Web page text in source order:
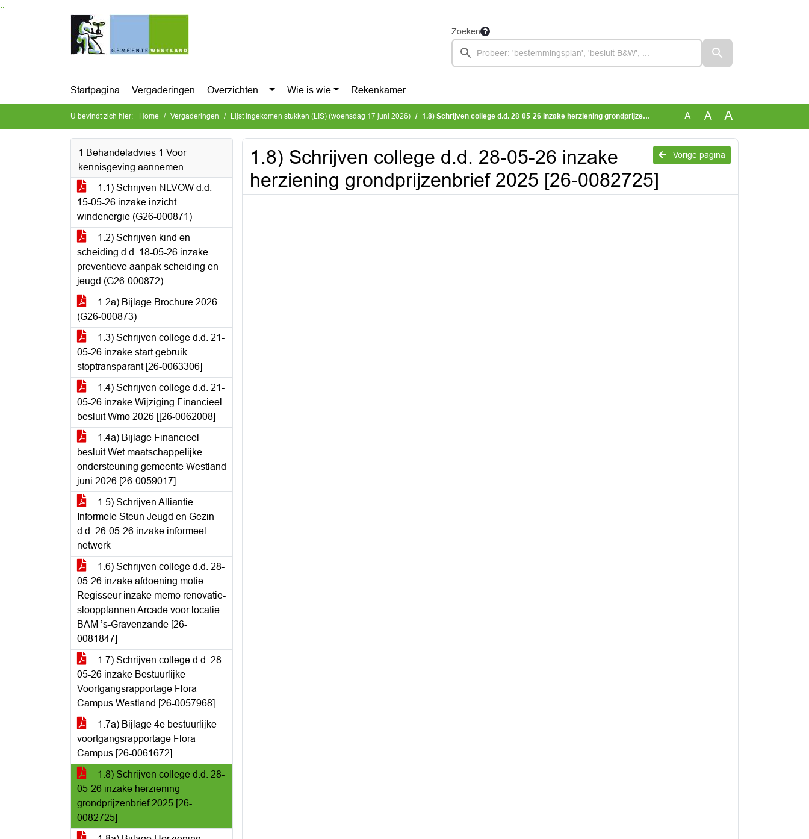
Ga naar de inhoud van deze pagina
Ga naar het zoeken
Ga naar het menu
Zoeken
Startpagina Vergaderingen Overzichten Wie is wie Rekenkamer
U bevindt zich hier: Home Vergaderingen Lijst ingekomen stukken (LIS) (woensdag 17 juni 2026) 1.8) Schrijven college d.d. 28-05-26 inzake herziening grondprijzenbrief 2025 [26-0082725] A A A
1 Behandeladvies 1 Voor
kennisgeving aannemen
1.1) Schrijven NLVOW d.d.
15-05-26 inzake inzicht
windenergie (G26-000871)
1.2) Schrijven kind en
scheiding d.d. 18-05-26 inzake
preventieve aanpak scheiding en
jeugd (G26-000872)
1.2a) Bijlage Brochure 2026
(G26-000873)
1.3) Schrijven college d.d. 21-
05-26 inzake start gebruik
stoptransparant [26-0063306]
1.4) Schrijven college d.d. 21-
05-26 inzake Wijziging Financieel
besluit Wmo 2026 [[26-0062008]
1.4a) Bijlage Financieel
besluit Wet maatschappelijke
ondersteuning gemeente Westland
juni 2026 [26-0059017]
1.5) Schrijven Alliantie
Informele Steun Jeugd en Gezin
d.d. 26-05-26 inzake informeel
netwerk
1.6) Schrijven college d.d. 28-
05-26 inzake afdoening motie
Regisseur inzake memo renovatie-
sloopplannen Arcade voor locatie
BAM ’s-Gravenzande [26-
0081847]
1.7) Schrijven college d.d. 28-
05-26 inzake Bestuurlijke
Voortgangsrapportage Flora
Campus Westland [26-0057968]
1.7a) Bijlage 4e bestuurlijke
voortgangsrapportage Flora
Campus [26-0061672]
1.8) Schrijven college d.d. 28-
05-26 inzake herziening
grondprijzenbrief 2025 [26-
0082725]
Vorige pagina
1.8) Schrijven college d.d. 28-05-26 inzake
herziening grondprijzenbrief 2025 [26-0082725]